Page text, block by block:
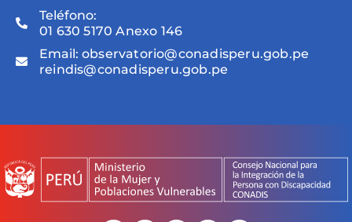
Teléfono:
01 630 5170 Anexo 146
Email: observatorio@conadisperu.gob.pe
reindis@conadisperu.gob.pe